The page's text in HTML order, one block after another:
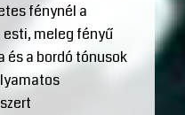
fénynél a
esti, meleg fényű
és a bordó tónusok